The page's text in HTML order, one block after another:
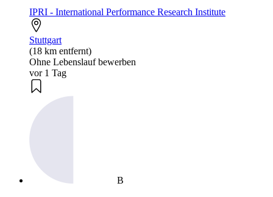
IPRI - International Performance Research Institute
Stuttgart
(18 km entfernt)
Ohne Lebenslauf bewerben
vor 1 Tag
B